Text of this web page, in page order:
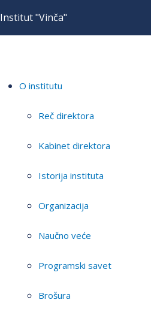
Institut "Vinča"
O institutu
Reč direktora
Kabinet direktora
Istorija instituta
Organizacija
Naučno veće
Programski savet
Brošura